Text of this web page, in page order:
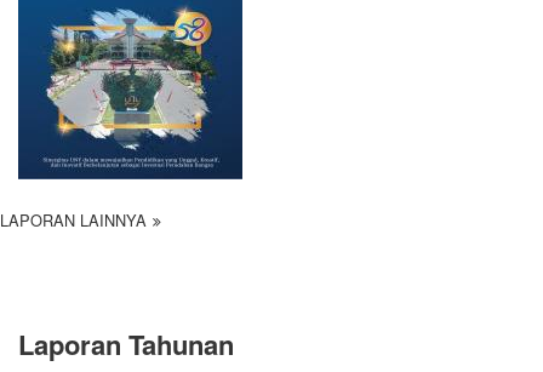
LAPORAN LAINNYA
Laporan Tahunan